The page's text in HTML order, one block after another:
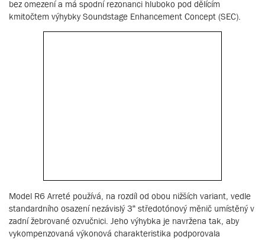
bez omezení a má spodní rezonanci hluboko pod dělícím
kmitočtem výhybky Soundstage Enhancement Concept (SEC).
Model R6 Arreté používá, na rozdíl od obou nižších variant, vedle
standardního osazení nezávislý 3“ středotónový měnič umístěný v
zadní žebrované ozvučnici. Jeho výhybka je navržena tak, aby
vykompenzovaná výkonová charakteristika podporovala